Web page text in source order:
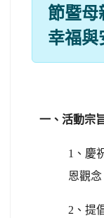
節暨母
幸福
一、活動宗
1、慶
恩觀念
2、提